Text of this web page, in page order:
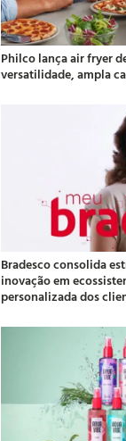
Philco lança air fryer
versatilidade, ampla
Bradesco consolida
inovação em
personalizada dos